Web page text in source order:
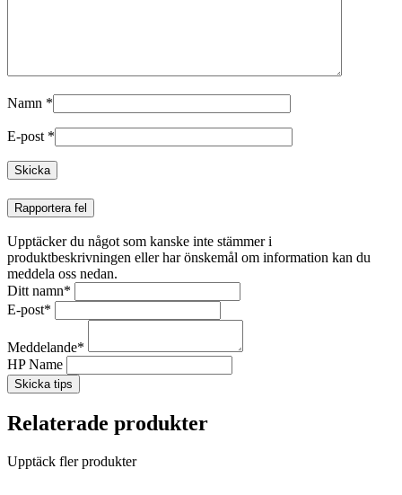
Namn *
E-post *
Rapportera fel
Upptäcker du något som kanske inte stämmer i
produktbeskrivningen eller har önskemål om information kan du
meddela oss nedan.
Ditt namn*
E-post*
Meddelande*
HP Name
Skicka tips
Relaterade produkter
Upptäck fler produkter